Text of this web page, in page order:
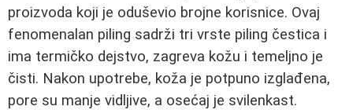
proizvoda koji je oduševio brojne korisnice. Ovaj
fenomenalan piling sadrži tri vrste piling čestica i
ima termičko dejstvo, zagreva kožu i temeljno je
čisti. Nakon upotrebe, koža je potpuno izglađena,
pore su manje vidljive, a osećaj je svilenkast.